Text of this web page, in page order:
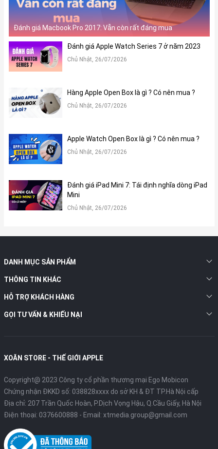
3. Hiệu năng:
Bên cạnh đó, iPad Pro M4 cũng là thế hệ đầu tiên tích hợp nhiều
tính năng AI. Điều này đã đánh dấu một bước tiến mạnh mẽ của
Apple trong việc đưa iPad tiệm cận hơn đến các dòng MacBook.
Về vi xử lý, chip Apple M4 đã được nâng cấp mạnh mẽ với các
tính năng AI. Sử dụng công nghệ tiến trình 3 nm, chip Apple M4
đã được cải thiện để xử lý các tác vụ nặng và tiết kiệm năng
Camera trước 12 MP trên iPad Pro M4 đã được di chuyển tới
cạnh viền bên để tăng cường trải nghiệm gọi video. Ngoài ra,
thiện khả năng quét tài liệu. Camera sau 12 MP hỗ trợ quay
Đánh giá Macbook Pro 2017: Vẫn còn rất đáng mua
Đánh giá Apple Watch Series 7 ở năm 2023
Chủ Nhật, 26/07/2026
Hàng Apple Open Box là gì ? Có nên mua ?
Chủ Nhật, 26/07/2026
Apple Watch Open Box là gì ? Có nên mua ?
Chủ Nhật, 26/07/2026
Đánh giá iPad Mini 7: Tái định nghĩa dòng iPad
Mini
Chủ Nhật, 26/07/2026
DANH MỤC SẢN PHẨM
THÔNG TIN KHÁC
HỖ TRỢ KHÁCH HÀNG
GỌI TƯ VẤN & KHIẾU NẠI
XOĂN STORE - THẾ GIỚI APPLE
Copyright@ 2023 Công ty cổ phần thương mại Ego Mobicon
Chứng nhận ĐKKD số: 038828xxxx do sở KH & ĐT TP.Hà Nội cấp
Địa chỉ: 207 Trần Quốc Hoàn, P.Dịch Vọng Hậu, Q.Cầu Giấy, Hà Nội
Điện thoại: 0376600888 - Email: xtmedia.group@gmail.com